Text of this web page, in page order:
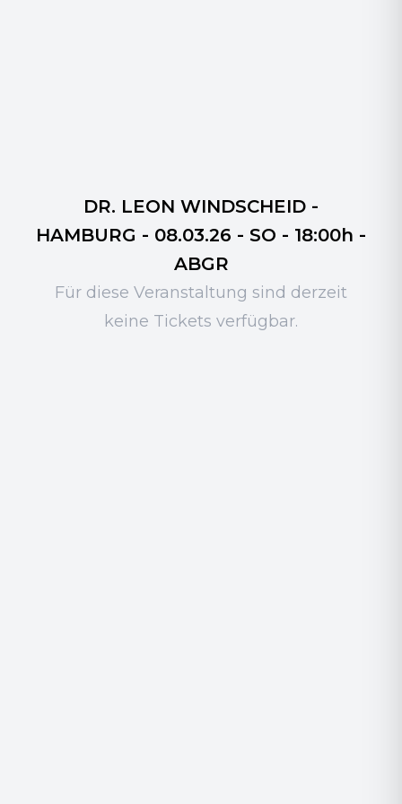
DR. LEON WINDSCHEID -
HAMBURG - 08.03.26 - SO - 18:00h -
ABGR
Für diese Veranstaltung sind derzeit
keine Tickets verfügbar.